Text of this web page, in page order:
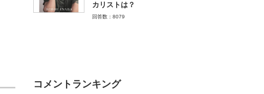
カリストは？
回答数：8079
コメントランキング